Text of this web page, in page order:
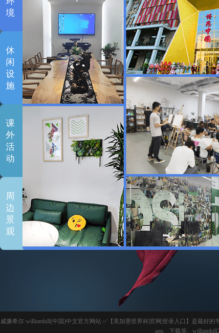
境
休
闲
设
施
课
外
活
动
周
边
景
观
威廉希尔·williamhill(中国)中文官方网站 ✅【美加墨世界杯|官网|登录入口】是最好
app、下载等。